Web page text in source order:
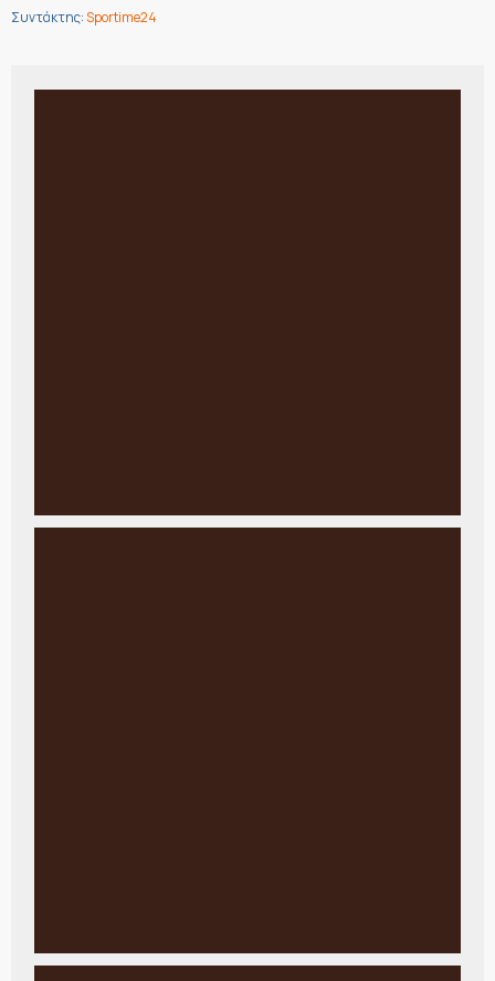
Συντάκτης:Sportime24